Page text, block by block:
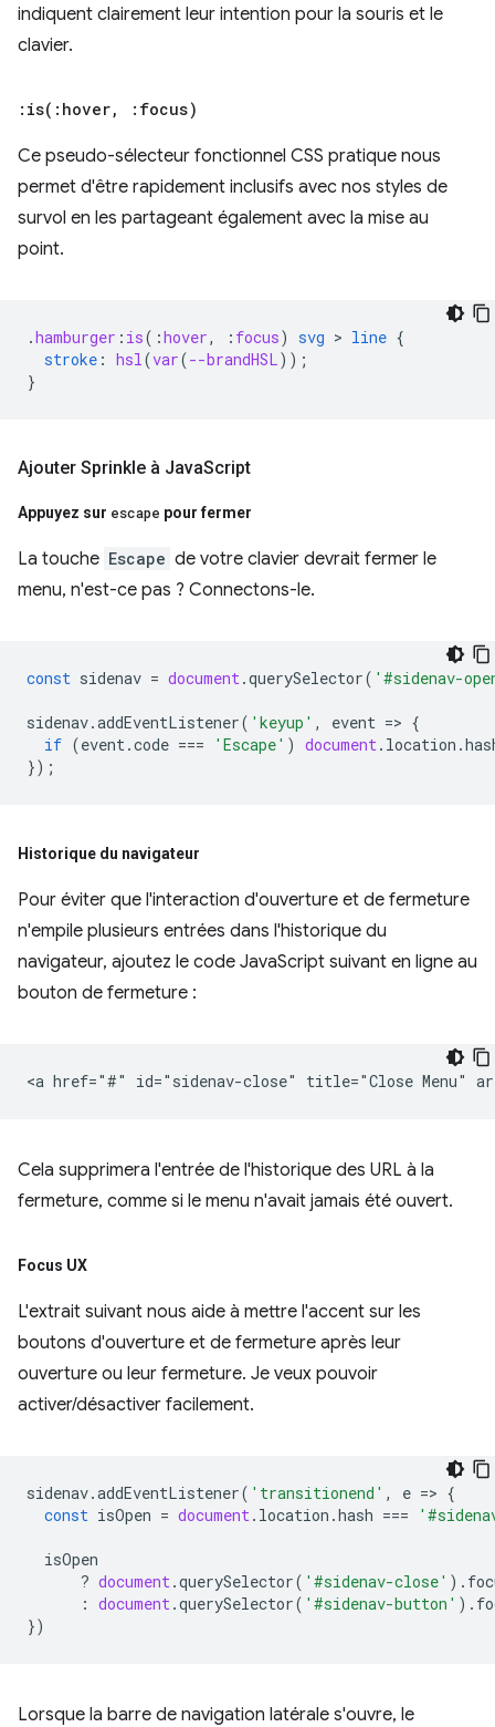
indiquent clairement leur intention pour la souris et le
clavier.
: is( :hover, :focus)
Ce pseudo-sélecteur fonctionnel CSS pratique nous
permet d'être rapidement inclusifs avec nos styles de
survol en les partageant également avec la mise au
point.
.hamburger : is( :hover, : focus) svg > line {
stroke : hsl(var(--brandHSL));
}
Ajouter Sprinkle à JavaScript
Appuyez sur escape pour fermer
La touche Escape de votre clavier devrait fermer le
menu, n'est-ce pas ? Connectons-le.
const sidenav = document.querySelector( '#sidenav-
sidenav.addEventListener( 'keyup' , event => {
if (event.code === 'Escape' ) document. location .
});
Historique du navigateur
Pour éviter que l'interaction d'ouverture et de fermeture
n'empile plusieurs entrées dans l'historique du
navigateur, ajoutez le code JavaScript suivant en ligne au
bouton de fermeture :
Cela supprimera l'entrée de l'historique des URL à la
fermeture, comme si le menu n'avait jamais été ouvert.
Focus UX
L'extrait suivant nous aide à mettre l'accent sur les
boutons d'ouverture et de fermeture après leur
ouverture ou leur fermeture. Je veux pouvoir
activer/désactiver facilement.
sidenav.addEventListener( 'transitionend' , e => {
const isOpen = document. location .hash ===
isOpen
? document.querySelector( '#sidenav-close' ).
: document.querySelector( '#sidenav-button' ).
})
Lorsque la barre de navigation latérale s'ouvre, le